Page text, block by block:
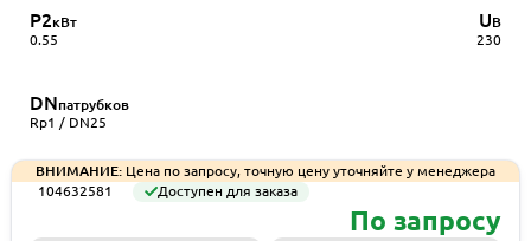
P2кВт
0.55
UВ
230
DNпатрубков
Rp1 / DN25
ВНИМАНИЕ: Цена по запросу, точную цену уточняйте у менеджера
104632581
Доступен для заказа
По запросу